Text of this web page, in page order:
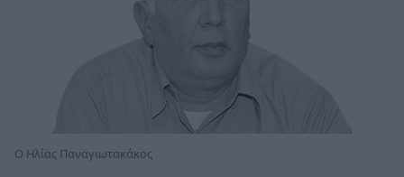
Ο Ηλίας Παναγιωτακάκος